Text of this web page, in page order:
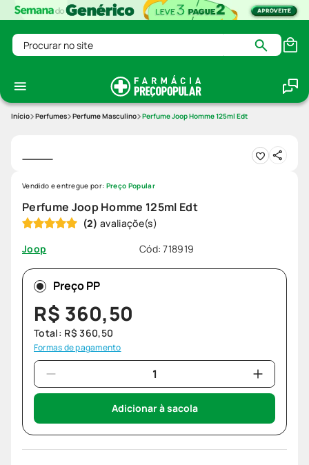
Procurar no site
Perfumes Perfume Masculino Perfume Joop Homme 125ml Edt
Perfume Joop Homme 125ml Edt
(2)
Joop
Cód:718919
Vendido e entregue por: Preço Popular
Preço PP
R$ 360,50
Total: R$ 360,50
Formas de pagamento
Adicionar à sacola